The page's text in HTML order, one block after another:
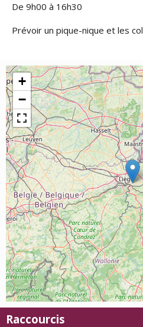
De 9h00 à 16h30
Prévoir un pique-nique et les
+
−
Raccourcis